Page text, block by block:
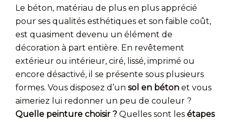
Le béton, matériau de plus en plus apprécié
pour ses qualités esthétiques et son faible coût,
est quasiment devenu un élément de
décoration à part entière. En revêtement
extérieur ou intérieur, ciré, lissé, imprimé ou
encore désactivé, il se présente sous plusieurs
formes. Vous disposez d’un sol en béton et vous
aimeriez lui redonner un peu de couleur ?
Quelle peinture choisir ? Quelles sont les étapes